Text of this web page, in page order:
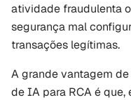
atividade fraudulenta
segurança mal
transações legítimas.
A grande vantagem
de IA para RCA é